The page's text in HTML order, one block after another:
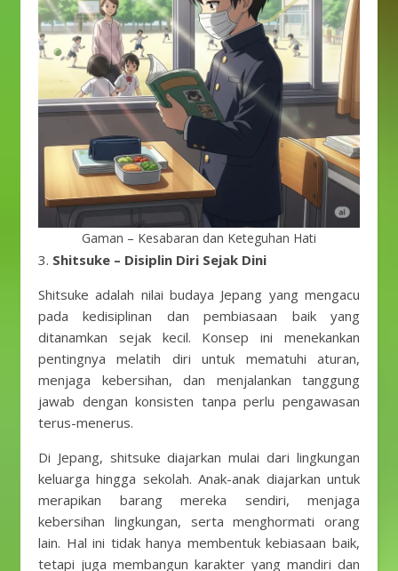
Gaman – Kesabaran dan Keteguhan Hati
3. Shitsuke – Disiplin Diri Sejak Dini
Shitsuke adalah nilai budaya Jepang yang mengacu
pada kedisiplinan dan pembiasaan baik yang
ditanamkan sejak kecil. Konsep ini menekankan
pentingnya melatih diri untuk mematuhi aturan,
menjaga kebersihan, dan menjalankan tanggung
jawab dengan konsisten tanpa perlu pengawasan
terus-menerus.
Di Jepang, shitsuke diajarkan mulai dari lingkungan
keluarga hingga sekolah. Anak-anak diajarkan untuk
merapikan barang mereka sendiri, menjaga
kebersihan lingkungan, serta menghormati orang
lain. Hal ini tidak hanya membentuk kebiasaan baik,
tetapi juga membangun karakter yang mandiri dan